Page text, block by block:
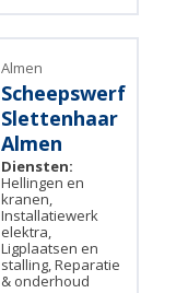
Almen
Scheepswerf
Slettenhaar
Almen
Diensten:
Hellingen en
kranen,
Installatiewerk
elektra,
Ligplaatsen en
stalling, Reparatie
& onderhoud